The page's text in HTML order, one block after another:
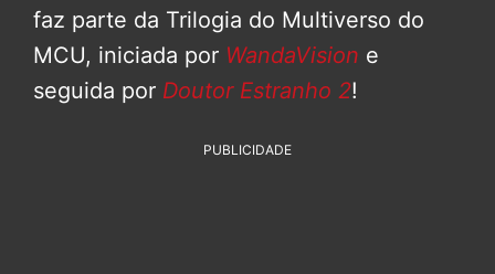
faz parte da Trilogia do Multiverso do
MCU, iniciada por WandaVision e
seguida por Doutor Estranho 2!
PUBLICIDADE